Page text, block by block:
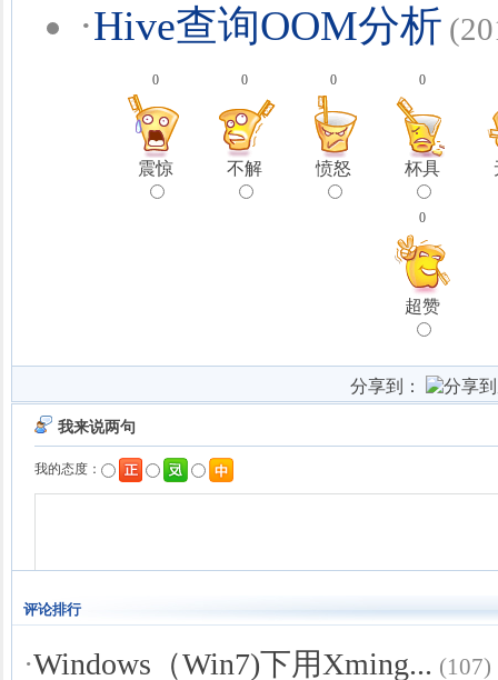
·Hive查询OOM分析
0
震惊
0
不解
0
愤怒
0
杯具
0
超赞
分享到：
评论排行
·Windows（Win7)下用Xming... (107)